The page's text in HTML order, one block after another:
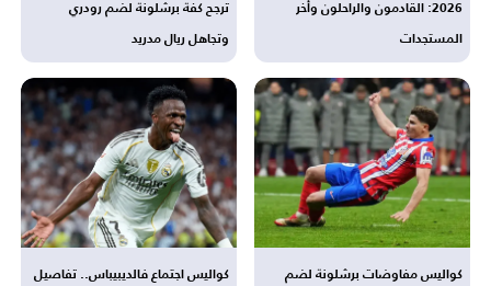
2026: القادمون والراحلون وأخر
المستجدات
ترجح كفة برشلونة لضم رودري
وتجاهل ريال مدريد
كواليس مفاوضات برشلونة لضم كواليس اجتماع فالديبيباس.. تفاصيل